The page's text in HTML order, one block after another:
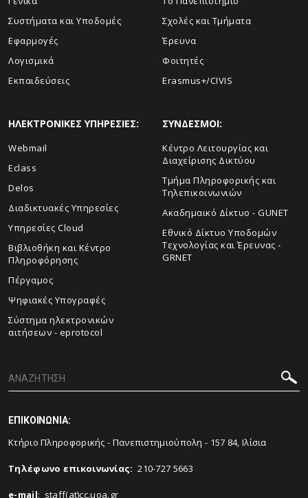
Συστήματα και Υποδομές
Εφαρμογές
Λογισμικά
Εκπαιδεύσεις
Σχολές και Τμήματα
Έρευνα
Φοιτητές
Erasmus+/CIVIS
ΗΛΕΚΤΡΟΝΙΚΕΣ ΥΠΗΡΕΣΙΕΣ:
Webmail
Eclass
Delos
Διαδικτυακές Υπηρεσίες
Υπηρεσίες Cloud
Βιβλιοθήκη και Κέντρο
Πληροφόρησης
Πέργαμος
Ψηφιακές Υπογραφές
Σύστημα ηλεκτρονικών
αιτήσεων - eprotocol
ΣΥΝΔΕΣΜΟΙ:
Κέντρο Λειτουργίας και
Διαχείρισης Δικτύου
Τμήμα Πληροφορικής και
Τηλεπικοινωνιών
Ακαδημαικό Δίκτυο - GUNET
Εθνικό Δίκτυο Υποδομών
Τεχνολογίας και Έρευνας -
GRNET
ΕΠΙΚΟΙΝΩΝΙΑ:
Κτήριο Πληροφορικής - Πανεπιστημιούπολη - 157 84, Ιλίσια
Tηλέφωνο επικοινωνίας: 210-727 5663
e-mail: staff(at)cc.uoa.gr